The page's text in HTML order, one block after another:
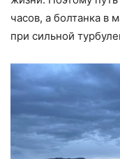
часов, а болтанка в
при сильной